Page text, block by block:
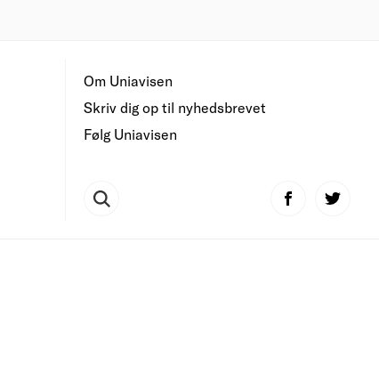
Om Uniavisen
Skriv dig op til nyhedsbrevet
Følg Uniavisen